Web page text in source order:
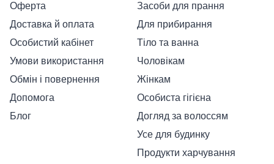
Оферта
Доставка й оплата
Особистий кабінет
Умови використання
Обмін і повернення
Допомога
Блог
Засоби для прання
Для прибирання
Тіло та ванна
Чоловікам
Жінкам
Особиста гігієна
Догляд за волоссям
Усе для будинку
Продукти харчування